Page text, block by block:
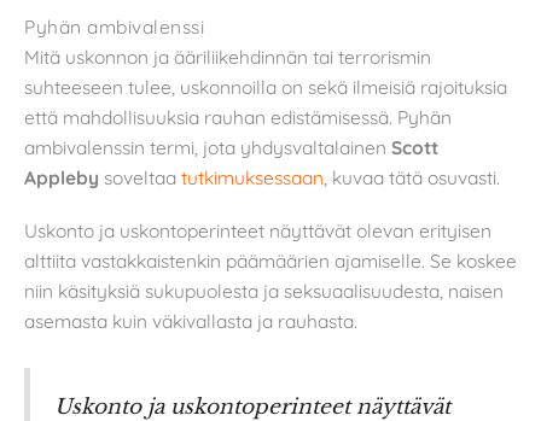
Pyhän ambivalenssi
Mitä uskonnon ja ääriliikehdinnän tai terrorismin
suhteeseen tulee, uskonnoilla on sekä ilmeisiä rajoituksia
että mahdollisuuksia rauhan edistämisessä. Pyhän
ambivalenssin termi, jota yhdysvaltalainen Scott
Appleby soveltaa tutkimuksessaan, kuvaa tätä osuvasti.
Uskonto ja uskontoperinteet näyttävät olevan erityisen
alttiita vastakkaistenkin päämäärien ajamiselle. Se koskee
niin käsityksiä sukupuolesta ja seksuaalisuudesta, naisen
asemasta kuin väkivallasta ja rauhasta.
Uskonto ja uskontoperinteet näyttävät